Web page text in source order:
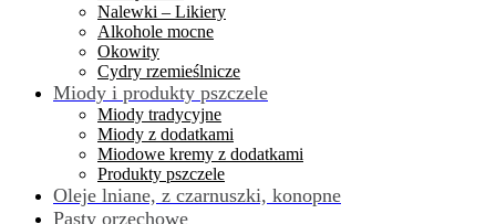
Nalewki – Likiery
Alkohole mocne
Okowity
Cydry rzemieślnicze
Miody i produkty pszczele
Miody tradycyjne
Miody z dodatkami
Miodowe kremy z dodatkami
Produkty pszczele
Oleje lniane, z czarnuszki, konopne
Pasty orzechowe